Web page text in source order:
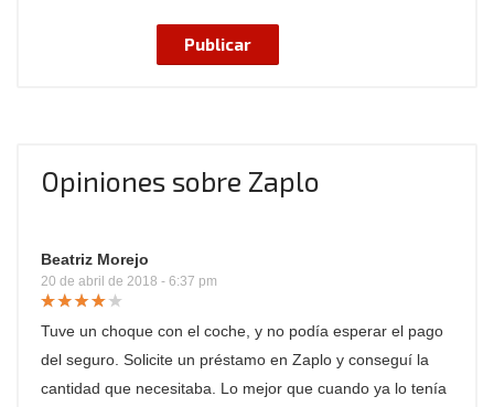
Opiniones sobre Zaplo
Beatriz Morejo
20 de abril de 2018 - 6:37 pm
Tuve un choque con el coche, y no podía esperar el pago
del seguro. Solicite un préstamo en Zaplo y conseguí la
cantidad que necesitaba. Lo mejor que cuando ya lo tenía